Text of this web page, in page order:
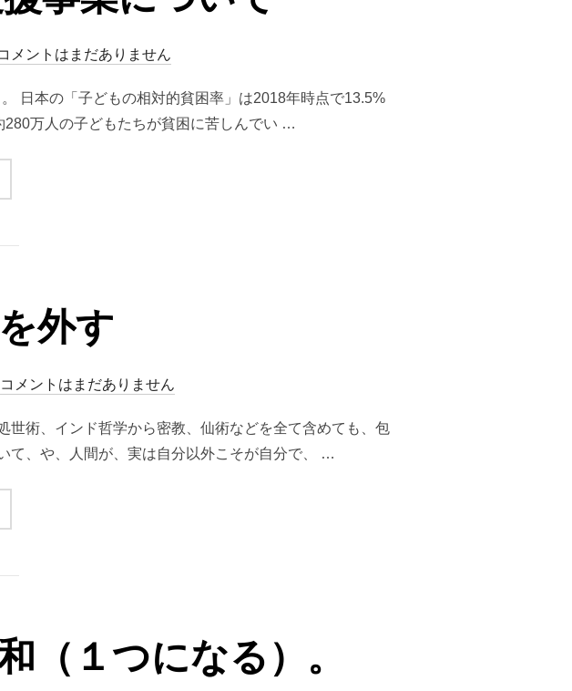
メントはまだありません
日本の「子どもの相対的貧困率」は2018年時点で13.5%
万人の子どもたちが貧困に苦しんでい …
業実践1 子育て支援事業について”
外す
コメントはまだありません
術、インド哲学から密教、仙術などを全て含めても、包
て、や、人間が、実は自分以外こそが自分で、 …
ッターを外す”
（１つになる）。